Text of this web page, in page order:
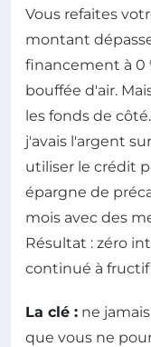
Vous refaites
montant
financement à 0
bouffée d'air.
les fonds de
j'avais l'argent
utiliser le crédit
épargne de
mois avec des
Résultat : zéro
continué à
La clé : ne
que vous ne